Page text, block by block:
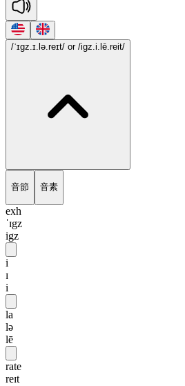
/ˈɪgz.ɪ.lə.reɪt/ or /igz.i.lē.reit/
音節 音素
exh
ˈɪgz
igz
i
ɪ
i
la
lə
lē
rate
reɪt